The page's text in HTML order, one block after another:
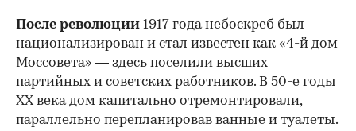
После революции 1917 года небоскреб был
национализирован и стал известен как «4-й дом
Моссовета» — здесь поселили высших
партийных и советских работников. В 50-е годы
ХХ века дом капитально отремонтировали,
параллельно перепланировав ванные и туалеты.